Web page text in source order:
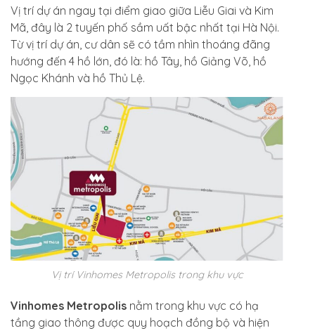
Vị trí dự án ngay tại điểm giao giữa Liễu Giai và Kim
Mã, đây là 2 tuyến phố sầm uất bậc nhất tại Hà Nội.
Từ vị trí dự án, cư dân sẽ có tầm nhìn thoáng đãng
hướng đến 4 hồ lớn, đó là: hồ Tây, hồ Giảng Võ, hồ
Ngọc Khánh và hồ Thủ Lệ.
Vị trí Vinhomes Metropolis trong khu vực
Vinhomes Metropolis nằm trong khu vực có hạ
tầng giao thông được quy hoạch đồng bộ và hiện